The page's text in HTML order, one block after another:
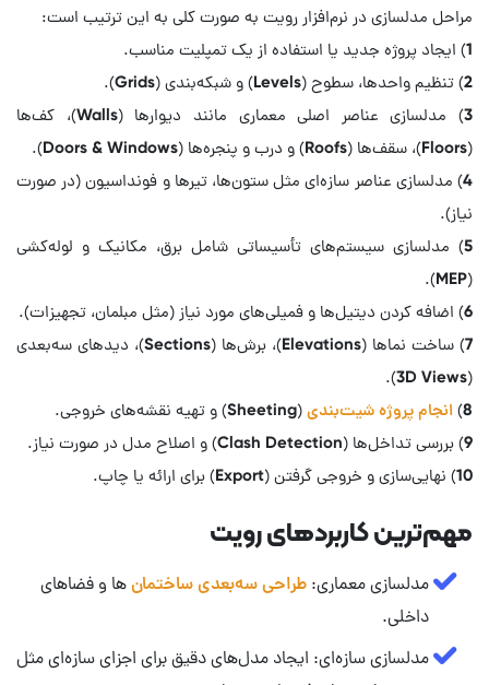
3) مدلسازی عناصر اصلی معماری مانند دیوارها (Walls)، کف‌ها
4) مدلسازی عناصر سازه‌ای مثل ستون‌ها، تیرها و فونداسیون (در صورت
5) مدلسازی سیستم‌های تأسیساتی شامل برق، مکانیک و لوله‌کشی
7) ساخت نماها (Elevations)، برش‌ها (Sections)، دیدهای سه‌بعدی
8) انجام پروژه شیت‌بندی
10) نهایی‌سازی و خروجی گرفتن (Export) برای ارائه یا چاپ.
مهم‌ترین کاربردهای رویت
مدلسازی معماری: طراحی سه‌بعدی ساختمان‌ها و فضاهای
داخلی.
مدلسازی سازه‌ای: ایجاد مدل‌های دقیق برای اجزای سازه‌ای مثل